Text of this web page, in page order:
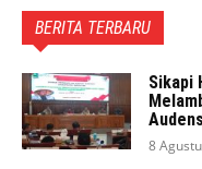
BERITA TERBARU
Sikapi
8